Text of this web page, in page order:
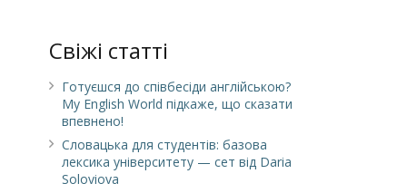
Свіжі статті
Готуєшся до співбесіди англійською?
My English World підкаже, що сказати
впевнено!
Словацька для студентів: базова
лексика університету — сет від Daria
Soloviova